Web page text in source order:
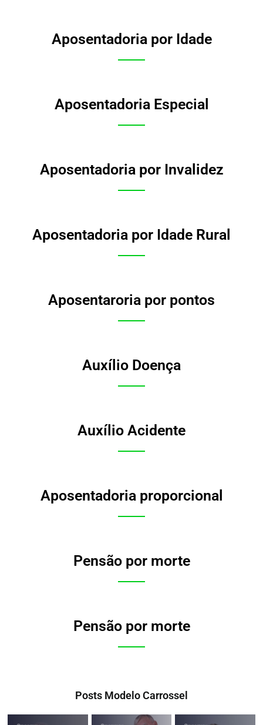
Aposentadoria por Idade
Aposentadoria Especial
Aposentadoria por Invalidez
Aposentadoria por Idade Rural
Aposentaroria por pontos
Auxílio Doença
Auxílio Acidente
Aposentadoria proporcional
Pensão por morte
Pensão por morte
Posts Modelo Carrossel